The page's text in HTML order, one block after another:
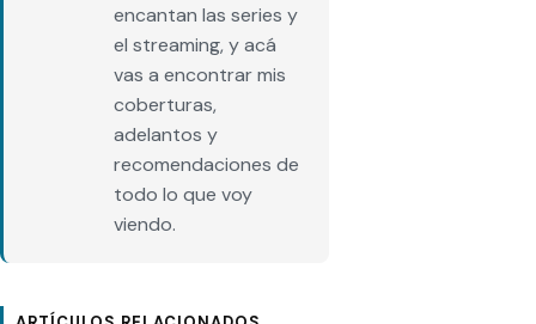
encantan las series y
el streaming, y acá
vas a encontrar mis
coberturas,
adelantos y
recomendaciones de
todo lo que voy
viendo.